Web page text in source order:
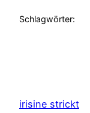
Schlagwörter:
irisine strickt